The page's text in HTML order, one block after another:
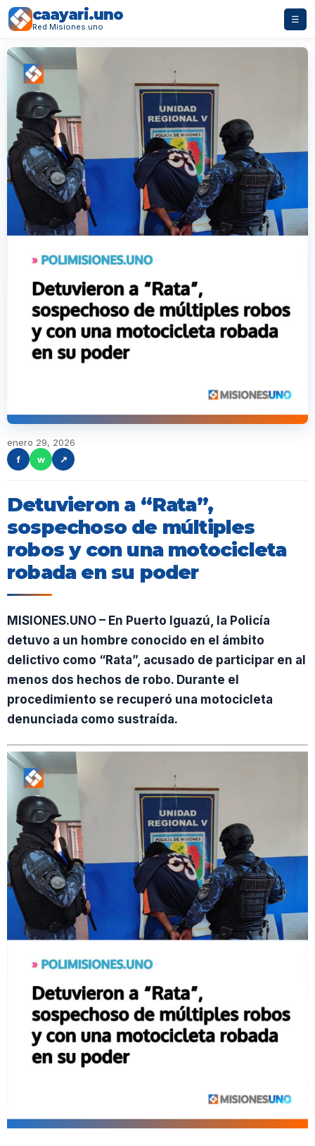
caayari.uno
Red Misiones.uno
☰
enero 29, 2026
f
w ↗
Detuvieron a “Rata”,
sospechoso de múltiples
robos y con una motocicleta
robada en su poder
MISIONES.UNO – En Puerto Iguazú, la Policía
detuvo a un hombre conocido en el ámbito
delictivo como “Rata”, acusado de participar en al
menos dos hechos de robo. Durante el
procedimiento se recuperó una motocicleta
denunciada como sustraída.